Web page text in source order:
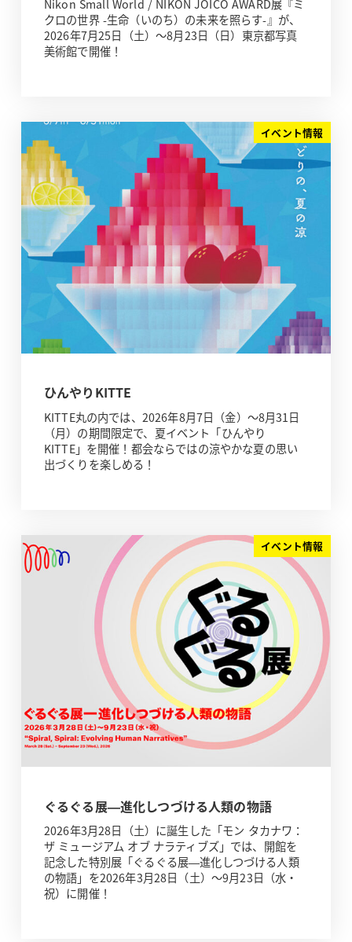
Nikon Small World / NIKON JOICO AWARD展『ミ
クロの世界 -生命（いのち）の未来を照らす-』が、
2026年7月25日（土）～8月23日（日）東京都写真
美術館で開催！
イベント情報
ひんやりKITTE
KITTE丸の内では、2026年8月7日（金）～8月31日
（月）の期間限定で、夏イベント「ひんやり
KITTE」を開催！都会ならではの涼やかな夏の思い
出づくりを楽しめる！
イベント情報
ぐるぐる展—進化しつづける人類の物語
2026年3月28日（土）に誕生した「モン タカナワ：
ザ ミュージアム オブ ナラティブズ」では、開館を
記念した特別展「ぐるぐる展—進化しつづける人類
の物語」を2026年3月28日（土）～9月23日（水・
祝）に開催！